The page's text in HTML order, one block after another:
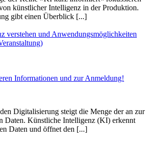
künstlicher Intelligenz in der Produktion.
gibt einen Überblick [...]
verstehen und Anwendungsmöglichkeiten
Informationen und zur Anmeldung!
Digitalisierung steigt die Menge der an zur
Daten. Künstliche Intelligenz (KI) erkennt
Daten und öffnet den [...]